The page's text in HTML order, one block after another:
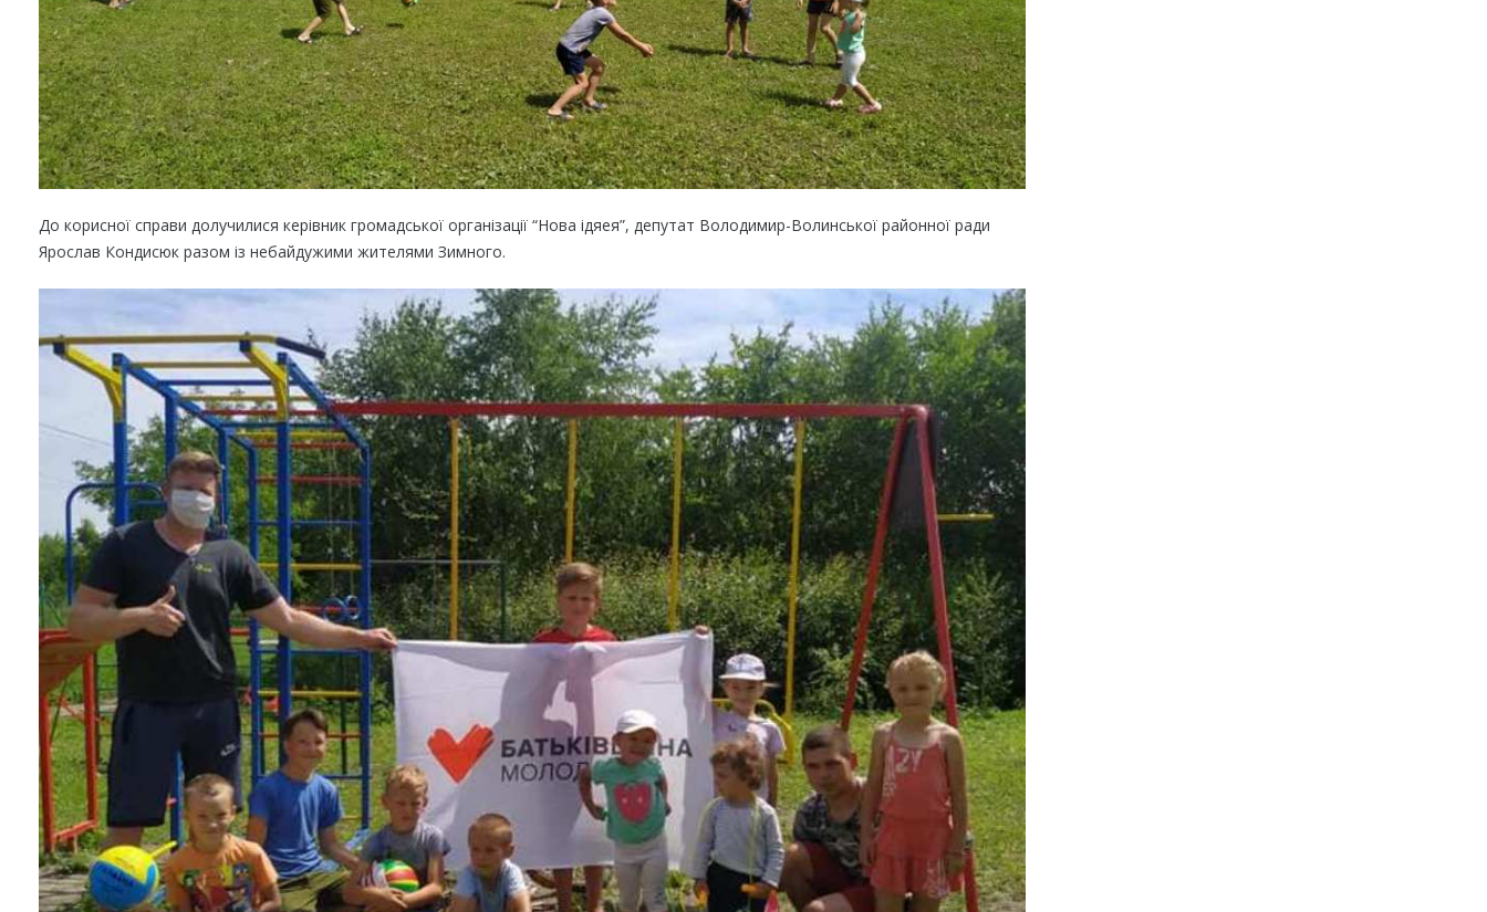
До корисної справи долучилися керівник громадської організації “Нова ідяея”, депутат Володимир-Волинської районної ради
Ярослав Кондисюк разом із небайдужими жителями Зимного.